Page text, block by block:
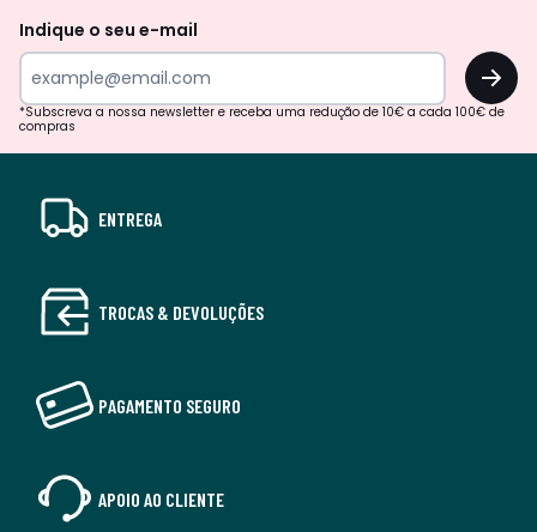
Indique o seu e-mail
OK
*Subscreva a nossa newsletter e receba uma redução de 10€ a cada 100€ de
compras
ENTREGA
TROCAS & DEVOLUÇÕES
PAGAMENTO SEGURO
APOIO AO CLIENTE